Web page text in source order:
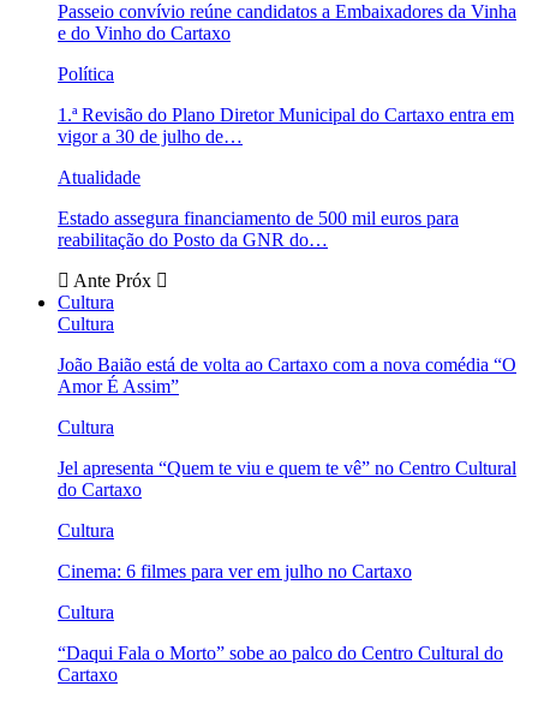
Passeio convívio reúne candidatos a Embaixadores da Vinha
e do Vinho do Cartaxo
Política
1.ª Revisão do Plano Diretor Municipal do Cartaxo entra em
vigor a 30 de julho de…
Atualidade
Estado assegura financiamento de 500 mil euros para
reabilitação do Posto da GNR do…
Ante Próx
Cultura
Cultura
João Baião está de volta ao Cartaxo com a nova comédia “O
Amor É Assim”
Cultura
Jel apresenta “Quem te viu e quem te vê” no Centro Cultural
do Cartaxo
Cultura
Cinema: 6 filmes para ver em julho no Cartaxo
Cultura
“Daqui Fala o Morto” sobe ao palco do Centro Cultural do
Cartaxo